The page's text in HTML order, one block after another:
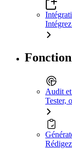
Audit
Tester,